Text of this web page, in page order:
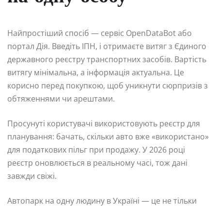
Найпростіший спосіб — сервіс OpenDataBot або
портал Дія. Введіть ІПН, і отримаєте витяг з Єдиного
державного реєстру транспортних засобів. Вартість
витягу мінімальна, а інформація актуальна. Це
корисно перед покупкою, щоб уникнути сюрпризів з
обтяженнями чи арештами.
Просунуті користувачі використовують реєстр для
планування: бачать, скільки авто вже «використано»
для податкових пільг при продажу. У 2026 році
реєстр оновлюється в реальному часі, тож дані
завжди свіжі.
Автопарк на одну людину в Україні — це не тільки